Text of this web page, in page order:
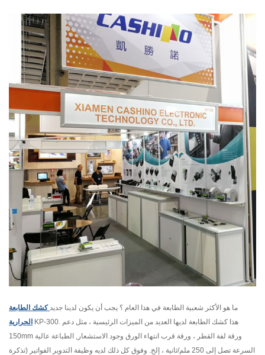
ما هو الأكثر شعبية الطابعة في هذا العام ؟ يجب أن يكون لدينا جديد كشك الطابعة
الحرارية KP-300. هذا كشك الطابعة لديها العديد من الميزات الرئيسية ، مثل دعم
150mm ورقة لفة القطر ، ورقة قرب انتهاء الورق وجود الاستشعار, الطباعة عالية
السرعة تصل إلى 250 ملم/ثانية ، إلخ. وفوق كل ذلك لديه وظيفة التدوير الفواتير (تذكرة